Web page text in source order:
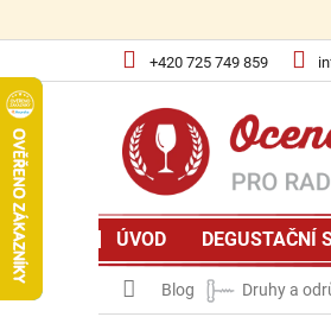
+420 725 749 859
ÚVOD DEGUSTAČNÍ
Domů
Blog Druhy a